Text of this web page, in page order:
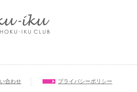
合わせ プライバシーポリシー